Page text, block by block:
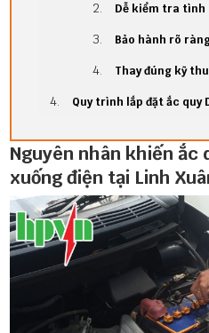
Dễ kiểm tra tình
Bảo hành rõ
Thay đúng kỹ
Quy trình lắp đặt ắc quy
Nguyên nhân khiến ắc
xuống điện tại Linh